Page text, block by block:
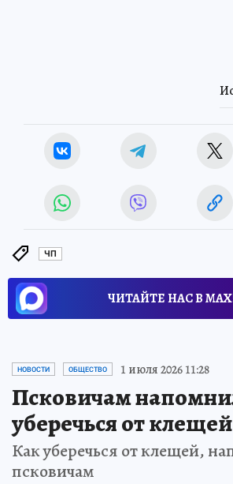
ЧП
ЧИТАЙТЕ НАС В
НОВОСТИ ОБЩЕСТВО 1 июля 2026 11:28
Псковичам
уберечься от клещей
Как уберечься от клещей,
псковичам